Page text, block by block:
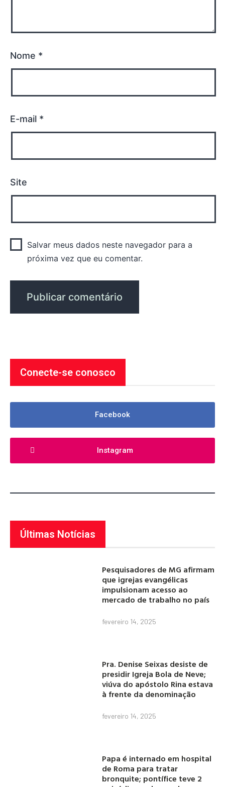
Nome *
E-mail *
Site
Salvar meus dados neste navegador para a
próxima vez que eu comentar.
Conecte-se conosco
Facebook
Instagram
Últimas Notícias
Pesquisadores de MG afirmam
que igrejas evangélicas
impulsionam acesso ao
mercado de trabalho no país
fevereiro 14, 2025
Pra. Denise Seixas desiste de
presidir Igreja Bola de Neve;
viúva do apóstolo Rina estava
à frente da denominação
fevereiro 14, 2025
Papa é internado em hospital
de Roma para tratar
bronquite; pontífice teve 2